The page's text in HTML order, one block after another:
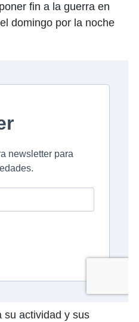
fin a la guerra en
domingo por la noche
su actividad y sus